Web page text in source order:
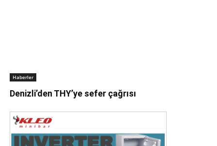
Haberler
Denizli’den THY’ye sefer çağrısı